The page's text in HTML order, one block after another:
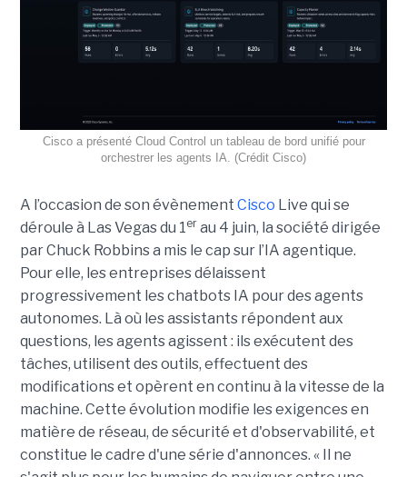
Cisco a présenté Cloud Control un tableau de bord unifié pour
orchestrer les agents IA. (Crédit Cisco)
A l’occasion de son évènement Cisco Live qui se
déroule à Las Vegas du 1erau 4 juin, la société dirigée
par Chuck Robbins a mis le cap sur l’IA agentique.
Pour elle, les entreprises délaissent
progressivement les chatbots IA pour des agents
autonomes. Là où les assistants répondent aux
questions, les agents agissent : ils exécutent des
tâches, utilisent des outils, effectuent des
modifications et opèrent en continu à la vitesse de la
machine. Cette évolution modifie les exigences en
matière de réseau, de sécurité et d'observabilité, et
constitue le cadre d'une série d'annonces. « Il ne